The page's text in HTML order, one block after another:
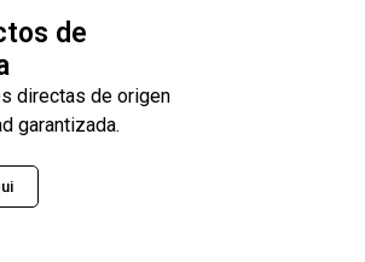
de
directas de origen
garantizada.